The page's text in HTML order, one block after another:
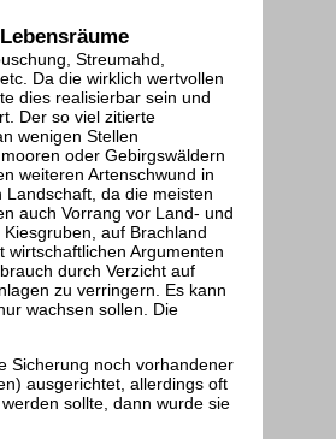
Streumahd,
Da die wirklich wertvollen
dies realisierbar sein und
Der so viel zitierte
wenigen Stellen
oder Gebirgswäldern
weiteren Artenschwund in
da die meisten
auch Vorrang vor Land- und
auf Brachland
Argumenten
durch Verzicht auf
zu verringern. Es kann
wachsen sollen. Die
Sicherung noch vorhandener
ausgerichtet, allerdings oft
sollte, dann wurde sie